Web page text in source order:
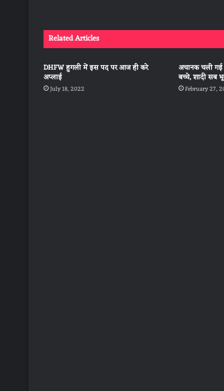
Related Articles
DHFW हुगली में इस पद पर आज ही करे
अप्लाई
July 18, 2022
अचानक चली गई
बच्चे, शादी सब
February 27,